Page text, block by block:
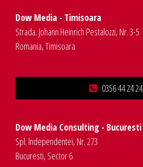
Dow Media - Timisoara
Strada. Johann Heinrich Pestalozzi, Nr. 3-5
Romania, Timisoara
0356 44 24 24
Dow Media Consulting - Bucuresti
Spl. Independentei, Nr. 273
Bucuresti, Sector 6